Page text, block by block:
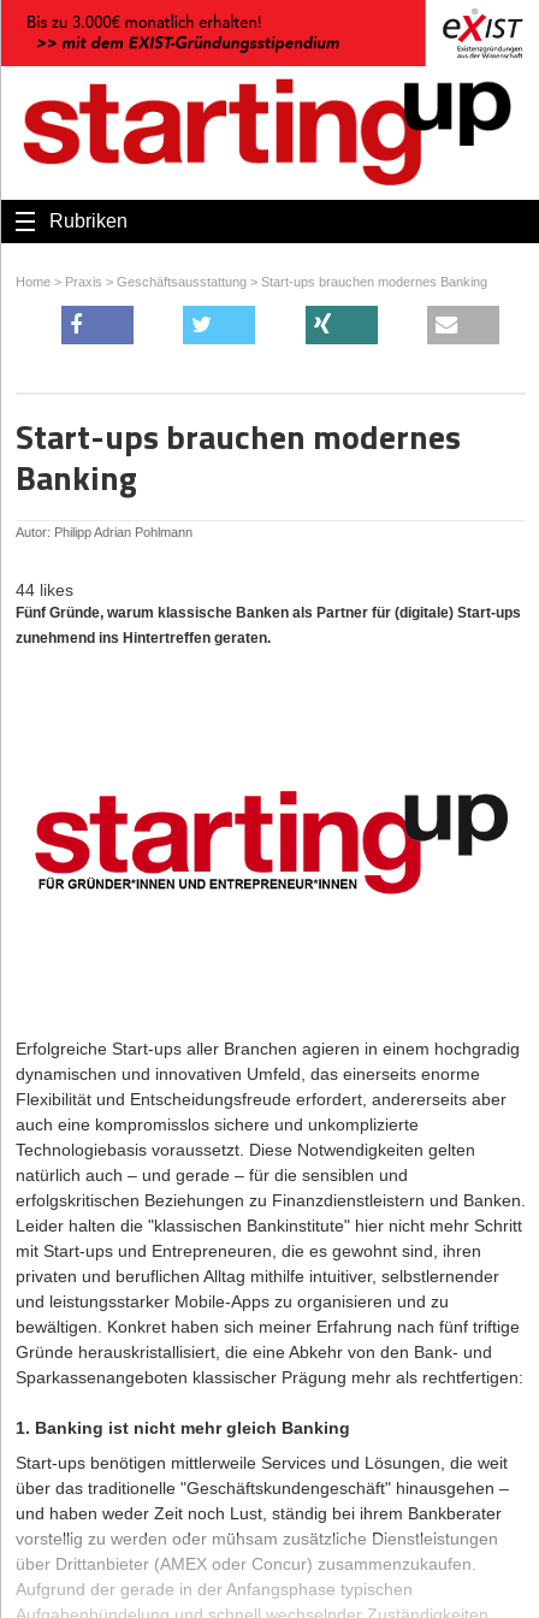
Rubriken
Home > Praxis > Geschäftsausstattung > Start-ups brauchen modernes Banking
Start-ups brauchen modernes
Banking
Autor: Philipp Adrian Pohlmann
44 likes
Fünf Gründe, warum klassische Banken als Partner für (digitale) Start-ups
zunehmend ins Hintertreffen geraten.
Erfolgreiche Start-ups aller Branchen agieren in einem hochgradig
dynamischen und innovativen Umfeld, das einerseits enorme
Flexibilität und Entscheidungsfreude erfordert, andererseits aber
auch eine kompromisslos sichere und unkomplizierte
Technologiebasis voraussetzt. Diese Notwendigkeiten gelten
natürlich auch – und gerade – für die sensiblen und
erfolgskritischen Beziehungen zu Finanzdienstleistern und Banken.
Leider halten die "klassischen Bankinstitute" hier nicht mehr Schritt
mit Start-ups und Entrepreneuren, die es gewohnt sind, ihren
privaten und beruflichen Alltag mithilfe intuitiver, selbstlernender
und leistungsstarker Mobile-Apps zu organisieren und zu
bewältigen. Konkret haben sich meiner Erfahrung nach fünf triftige
Gründe herauskristallisiert, die eine Abkehr von den Bank- und
Sparkassenangeboten klassischer Prägung mehr als rechtfertigen:
1. Banking ist nicht mehr gleich Banking
Start-ups benötigen mittlerweile Services und Lösungen, die weit
über das traditionelle "Geschäftskundengeschäft" hinausgehen –
und haben weder Zeit noch Lust, ständig bei ihrem Bankberater
vorstellig zu werden oder mühsam zusätzliche Dienstleistungen
über Drittanbieter (AMEX oder Concur) zusammenzukaufen.
Aufgrund der gerade in der Anfangsphase typischen